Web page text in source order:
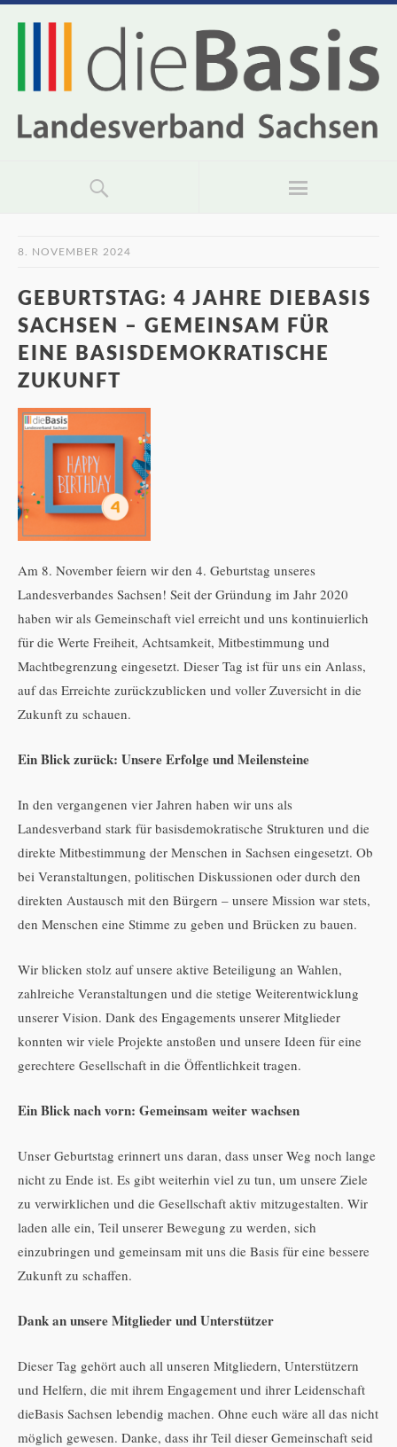
8. NOVEMBER 2024
GEBURTSTAG: 4 JAHRE DIEBASIS
SACHSEN – GEMEINSAM FÜR
EINE BASISDEMOKRATISCHE
ZUKUNFT
Am 8. November feiern wir den 4. Geburtstag unseres
Landesverbandes Sachsen! Seit der Gründung im Jahr 2020
haben wir als Gemeinschaft viel erreicht und uns kontinuierlich
für die Werte Freiheit, Achtsamkeit, Mitbestimmung und
Machtbegrenzung eingesetzt. Dieser Tag ist für uns ein Anlass,
auf das Erreichte zurückzublicken und voller Zuversicht in die
Zukunft zu schauen.
Ein Blick zurück: Unsere Erfolge und Meilensteine
In den vergangenen vier Jahren haben wir uns als
Landesverband stark für basisdemokratische Strukturen und die
direkte Mitbestimmung der Menschen in Sachsen eingesetzt. Ob
bei Veranstaltungen, politischen Diskussionen oder durch den
direkten Austausch mit den Bürgern – unsere Mission war stets,
den Menschen eine Stimme zu geben und Brücken zu bauen.
Wir blicken stolz auf unsere aktive Beteiligung an Wahlen,
zahlreiche Veranstaltungen und die stetige Weiterentwicklung
unserer Vision. Dank des Engagements unserer Mitglieder
konnten wir viele Projekte anstoßen und unsere Ideen für eine
gerechtere Gesellschaft in die Öffentlichkeit tragen.
Ein Blick nach vorn: Gemeinsam weiter wachsen
Unser Geburtstag erinnert uns daran, dass unser Weg noch lange
nicht zu Ende ist. Es gibt weiterhin viel zu tun, um unsere Ziele
zu verwirklichen und die Gesellschaft aktiv mitzugestalten. Wir
laden alle ein, Teil unserer Bewegung zu werden, sich
einzubringen und gemeinsam mit uns die Basis für eine bessere
Zukunft zu schaffen.
Dank an unsere Mitglieder und Unterstützer
Dieser Tag gehört auch all unseren Mitgliedern, Unterstützern
und Helfern, die mit ihrem Engagement und ihrer Leidenschaft
dieBasis Sachsen lebendig machen. Ohne euch wäre all das nicht
möglich gewesen. Danke, dass ihr Teil dieser Gemeinschaft seid